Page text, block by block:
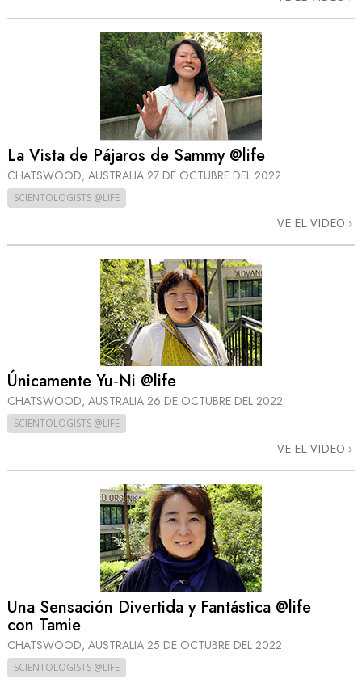
La Vista de Pájaros de Sammy @life
CHATSWOOD, AUSTRALIA 27 DE OCTUBRE DEL 2022
SCIENTOLOGISTS @LIFE
VE EL VIDEO
Únicamente Yu‑Ni @life
CHATSWOOD, AUSTRALIA 26 DE OCTUBRE DEL 2022
SCIENTOLOGISTS @LIFE
VE EL VIDEO
Una Sensación Divertida y Fantástica @life
con Tamie
CHATSWOOD, AUSTRALIA 25 DE OCTUBRE DEL 2022
SCIENTOLOGISTS @LIFE